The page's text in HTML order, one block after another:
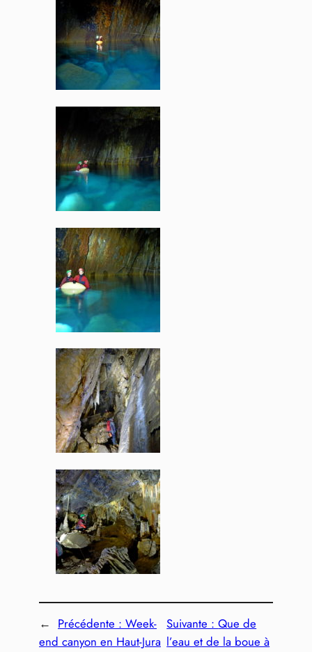
← Précédente : Week-
end canyon en Haut-Jura
Suivante :Que de
l’eau et de la boue à